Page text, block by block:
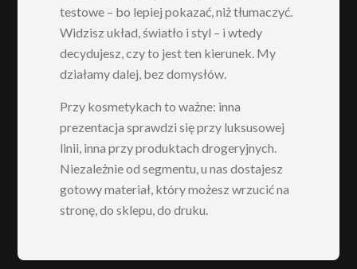
testowe – bo lepiej pokazać, niż tłumaczyć.
Widzisz układ, światło i styl – i wtedy
decydujesz, czy to jest ten kierunek. My
działamy dalej, bez domysłów.
Przy kosmetykach to ważne: inna
prezentacja sprawdzi się przy luksusowej
linii, inna przy produktach drogeryjnych.
Niezależnie od segmentu, u nas dostajesz
gotowy materiał, który możesz wrzucić na
stronę, do sklepu, do druku.